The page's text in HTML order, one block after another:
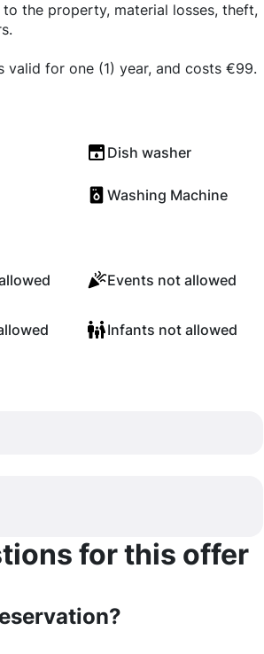
the property, material losses, theft,
valid for one (1) year, and costs €99.
Dish washer
Washing Machine
Events not allowed
Infants not allowed
for this offer